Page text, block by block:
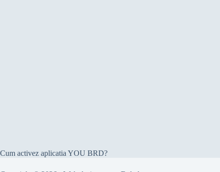
Cum activez aplicatia YOU BRD?